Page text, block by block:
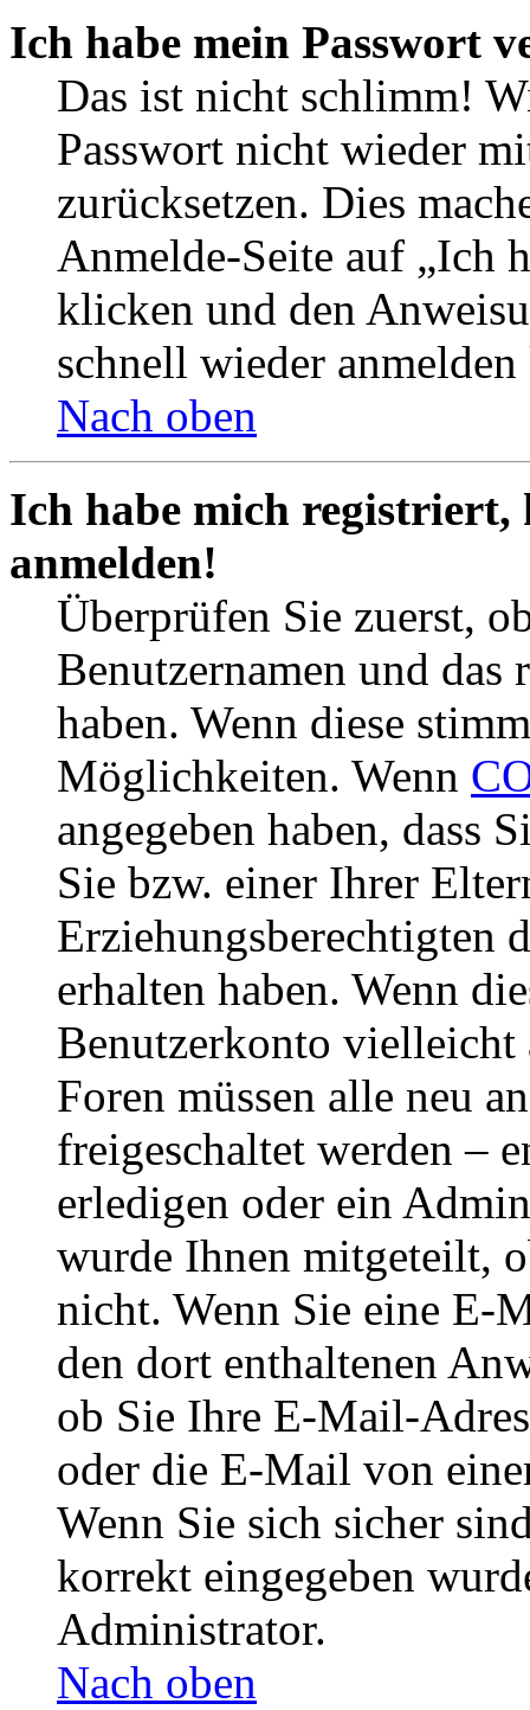
Ich habe mein Passwort
Das ist nicht schlimm!
Passwort nicht wieder
zurücksetzen. Dies
Anmelde-Seite auf „Ich
klicken und den
schnell wieder
Nach oben
Ich habe mich
anmelden!
Überprüfen Sie zuerst,
Benutzernamen und das
haben. Wenn diese
Möglichkeiten. Wenn
angegeben haben, dass
Sie bzw. einer Ihrer
Erziehungsberechtigten
erhalten haben. Wenn
Benutzerkonto
Foren müssen alle neu
freigeschaltet werden –
erledigen oder ein
wurde Ihnen mitgeteilt,
nicht. Wenn Sie eine E-
den dort enthaltenen
ob Sie Ihre E-Mail-
oder die E-Mail von
Wenn Sie sich sicher
korrekt eingegeben
Administrator.
Nach oben